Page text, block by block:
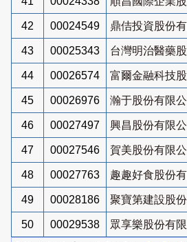
42 00024549 鼎佶投資股份
43 00025343 台灣明治醫藥
44 00026574 富爾金融科技
45 00026976 瀚于股份有限公
46 00027497 興昌股份有限公
47 00027546 賀美股份有限公
48 00027763 趣趣好食股份
49 00028186 聚寶第建設股
50 00029538
眾享樂股份有